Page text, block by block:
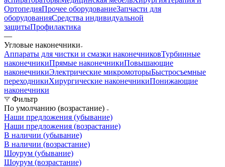
ОртопедияПрочее оборудованиеЗапчасти для
оборудованияСредства индивидуальной
защитыПрофилактика
—
Угловые наконечники
Аппараты для чистки и смазки наконечниковТурбинные
наконечникиПрямые наконечникиПовышающие
наконечникиЭлектрические микромоторыБыстросъемные
переходникиХирургические наконечникиПонижающие
наконечники
Фильтр
По умолчанию (возрастание)
Наши предложения (убывание)
Наши предложения (возрастание)
В наличии (убывание)
В наличии (возрастание)
Шоурум (убывание)
Шоурум (возрастание)